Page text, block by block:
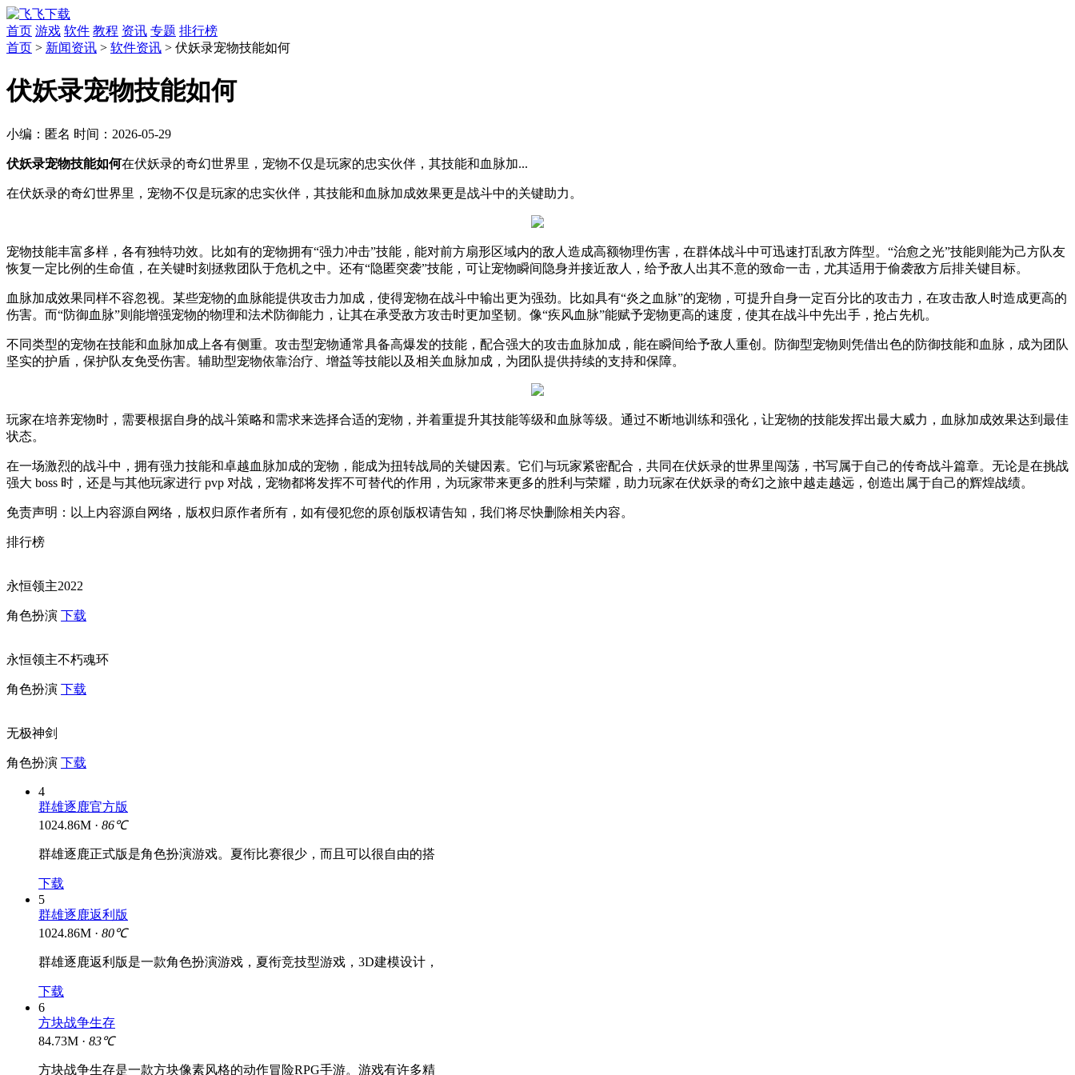
首页 游戏 软件 教程 资讯 专题 排行榜
首页 > 新闻资讯 > 软件资讯 > 伏妖录宠物技能如何
伏妖录宠物技能如何
小编： 匿名 时间： 2026-05-29
伏妖录宠物技能如何在伏妖录的奇幻世界里，宠物不仅是玩家的忠实伙伴，其技能和血脉加...
在伏妖录的奇幻世界里，宠物不仅是玩家的忠实伙伴，其技能和血脉加成效果更是战斗中的关键助力。
宠物技能丰富多样，各有独特功效。比如有的宠物拥有“强力冲击”技能，能对前方扇形区域内的敌人造成高额物理伤害，在群体战斗中可迅速打乱敌方阵型。“治愈之光”技能则能为己方队友
恢复一定比例的生命值，在关键时刻拯救团队于危机之中。还有“隐匿突袭”技能，可让宠物瞬间隐身并接近敌人，给予敌人出其不意的致命一击，尤其适用于偷袭敌方后排关键目标。
血脉加成效果同样不容忽视。某些宠物的血脉能提供攻击力加成，使得宠物在战斗中输出更为强劲。比如具有“炎之血脉”的宠物，可提升自身一定百分比的攻击力，在攻击敌人时造成更高的
伤害。而“防御血脉”则能增强宠物的物理和法术防御能力，让其在承受敌方攻击时更加坚韧。像“疾风血脉”能赋予宠物更高的速度，使其在战斗中先出手，抢占先机。
不同类型的宠物在技能和血脉加成上各有侧重。攻击型宠物通常具备高爆发的技能，配合强大的攻击血脉加成，能在瞬间给予敌人重创。防御型宠物则凭借出色的防御技能和血脉，成为团队
坚实的护盾，保护队友免受伤害。辅助型宠物依靠治疗、增益等技能以及相关血脉加成，为团队提供持续的支持和保障。
玩家在培养宠物时，需要根据自身的战斗策略和需求来选择合适的宠物，并着重提升其技能等级和血脉等级。通过不断地训练和强化，让宠物的技能发挥出最大威力，血脉加成效果达到最佳
状态。
在一场激烈的战斗中，拥有强力技能和卓越血脉加成的宠物，能成为扭转战局的关键因素。它们与玩家紧密配合，共同在伏妖录的世界里闯荡，书写属于自己的传奇战斗篇章。无论是在挑战
强大 boss 时，还是与其他玩家进行 pvp 对战，宠物都将发挥不可替代的作用，为玩家带来更多的胜利与荣耀，助力玩家在伏妖录的奇幻之旅中越走越远，创造出属于自己的辉煌战绩。
免责声明：以上内容源自网络，版权归原作者所有，如有侵犯您的原创版权请告知，我们将尽快删除相关内容。
排行榜
永恒领主2022
角色扮演 下载
永恒领主不朽魂环
角色扮演 下载
无极神剑
角色扮演 下载
4
群雄逐鹿官方版
1024.86M · 86℃
群雄逐鹿正式版是角色扮演游戏。夏衔比赛很少，而且可以很自由的搭
下载
5
群雄逐鹿返利版
1024.86M · 80℃
群雄逐鹿返利版是一款角色扮演游戏，夏衔竞技型游戏，3D建模设计，
下载
6
方块战争生存
84.73M · 83℃
方块战争生存是一款方块像素风格的动作冒险RPG手游。游戏有许多精